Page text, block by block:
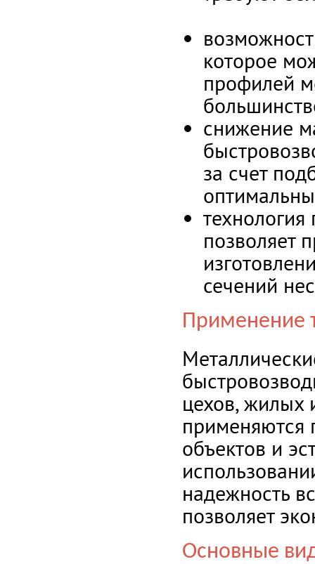
которое
профилей
снижение
за счет
позволяет
сечений
Применение
цехов, жилых
применяются
объектов и
надежность
позволяет
Основные